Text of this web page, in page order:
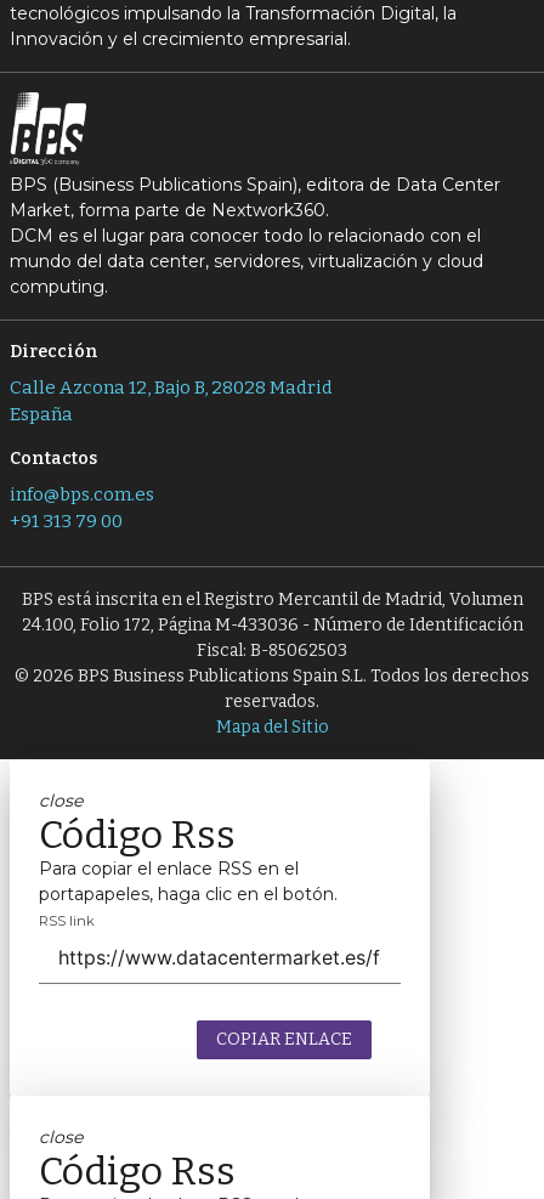
tecnológicos impulsando la Transformación Digital, la
Innovación y el crecimiento empresarial.
BPS (Business Publications Spain), editora de Data Center
Market, forma parte de Nextwork360.
DCM es el lugar para conocer todo lo relacionado con el
mundo del data center, servidores, virtualización y cloud
computing.
Dirección
Calle Azcona 12, Bajo B, 28028 Madrid
España
Contactos
info@bps.com.es
+91 313 79 00
BPS está inscrita en el Registro Mercantil de Madrid, Volumen
24.100, Folio 172, Página M-433036 - Número de Identificación
Fiscal: B-85062503
© 2026 BPS Business Publications Spain S.L. Todos los derechos
reservados.
Mapa del Sitio
close
Código Rss
Para copiar el enlace RSS en el
portapapeles, haga clic en el botón.
RSS link
COPIAR ENLACE
close
Código Rss